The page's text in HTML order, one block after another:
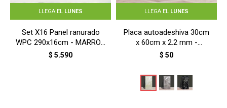
LLEGA EL LUNES
Set X16 Panel ranurado
WPC 290x16cm - MARRON
CLARO
$ 5.590
LLEGA EL LUNES
Placa autoadeshiva 30cm
x 60cm x 2.2 mm -
MARMOL BEIGE
$ 50